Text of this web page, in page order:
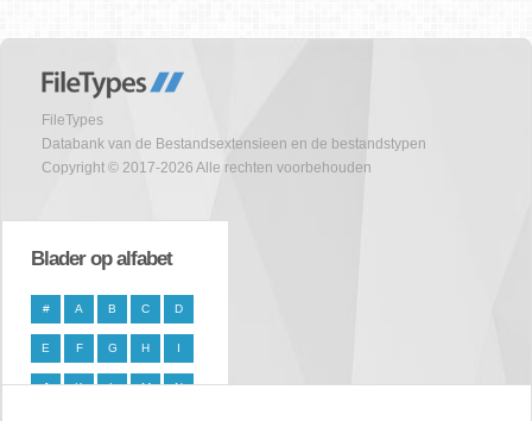
FileTypes
Databank van de Bestandsextensieen en de bestandstypen
Copyright © 2017-2026 Alle rechten voorbehouden
Blader op alfabet
# A B C D
E F G H I
J K L M N